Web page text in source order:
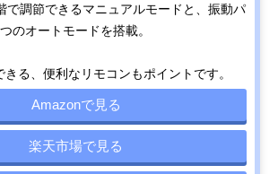
で調節できるマニュアルモードと、振動パ
のオートモードを搭載。
る、便利なリモコンもポイントです。
Amazonで見る
楽天市場で見る